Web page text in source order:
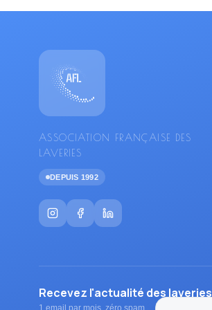
ASSOCIATION FRANÇAISE DES
LAVERIES
DEPUIS 1992
Recevez l'actualité des laveries
1 email par mois, zéro spam.